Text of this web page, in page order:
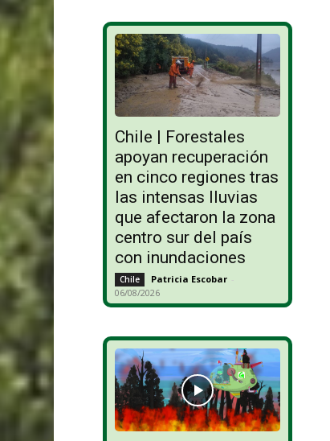
Chile | Forestales
apoyan recuperación
en cinco regiones tras
las intensas lluvias
que afectaron la zona
centro sur del país
con inundaciones
Chile Patricia Escobar -
06/08/2026